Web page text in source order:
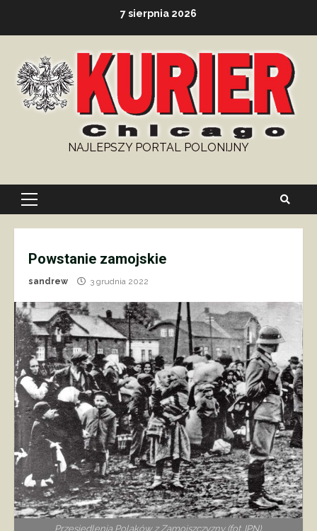
7 sierpnia 2026
NAJLEPSZY PORTAL POLONIJNY
Primary
Powstanie zamojskie
sandrew 3 grudnia 2022
Przesiedlenia Polaków z Zamojszczyzny (fot. IPN).